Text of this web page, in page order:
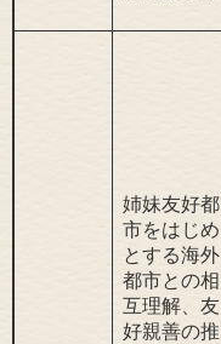
姉妹友好都
市をはじめ
とする海外
都市との相
互理解、友
好親善の推